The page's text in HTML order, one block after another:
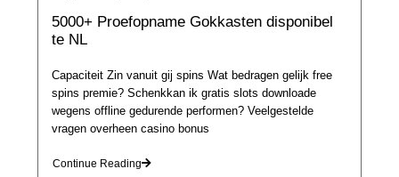
5000+ Proefopname Gokkasten disponibel
te NL
Capaciteit Zin vanuit gij spins Wat bedragen gelijk free
spins premie? Schenkkan ik gratis slots downloade
wegens offline gedurende performen? Veelgestelde
vragen overheen casino bonus
Continue Reading